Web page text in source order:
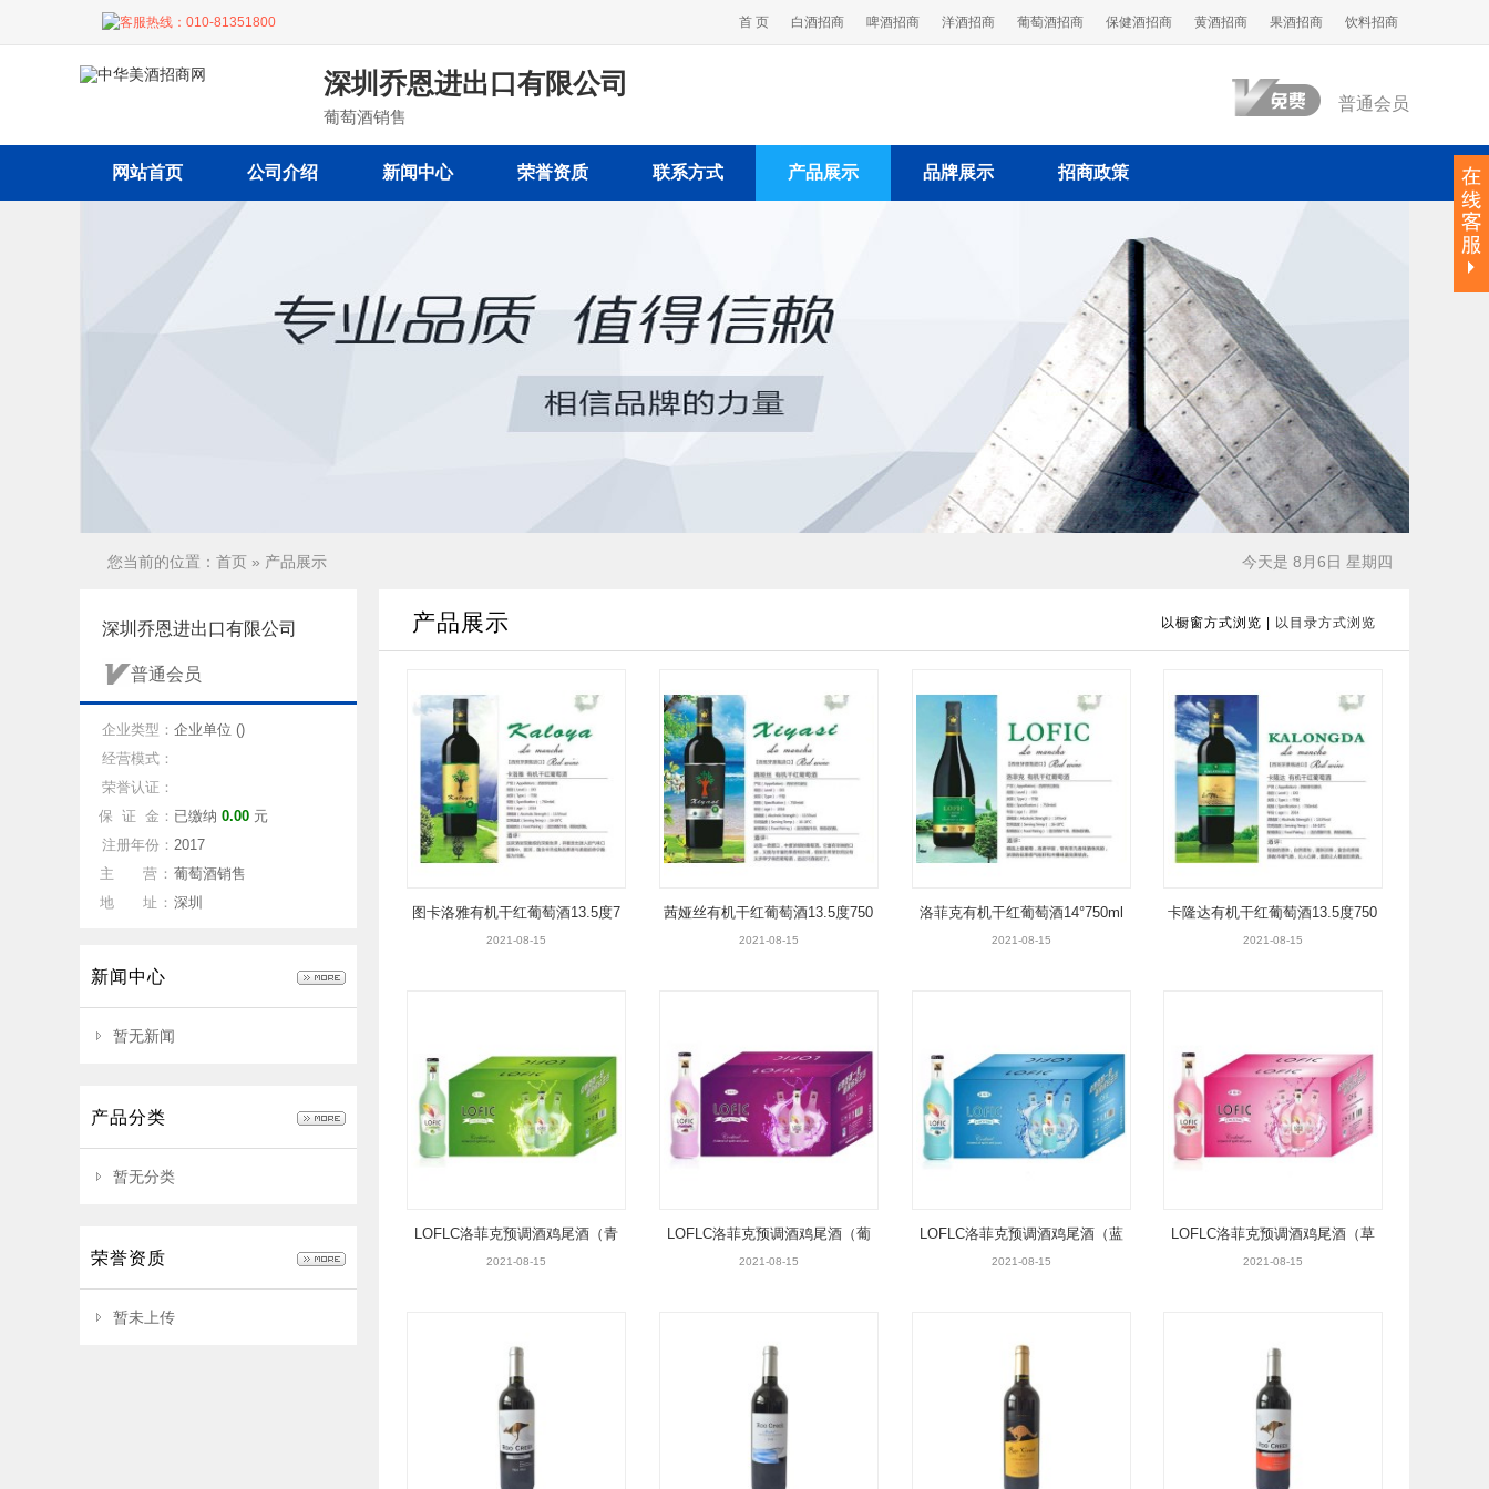
客服热线： 010-81351800 首 页 白酒招商 啤酒招商 洋酒招商 葡萄酒招商 保健酒招商 黄酒招商 果酒招商 饮料招商
深圳乔恩进出口有限公司
葡萄酒销售
普通会员
网站首页 公司介绍 新闻中心 荣誉资质 联系方式 产品展示 品牌展示 招商政策
今天是 8月6日 星期四
您当前的位置： 首页 » 产品展示
深圳乔恩进出口有限公司
普通会员
企业类型： 企业单位 ()
经营模式：
荣誉认证：
保 证 金： 已缴纳 0.00 元
注册年份： 2017
主 营： 葡萄酒销售
地 址： 深圳
新闻中心
暂无新闻
产品分类
暂无分类
荣誉资质
暂未上传
以橱窗方式浏览 以目录方式浏览
产品展示
图卡洛雅有机干红葡萄酒13.5度7
50ml层-1
2021-08-15
茜娅丝有机干红葡萄酒13.5度750
ml
2021-08-15
洛菲克有机干红葡萄酒14°750ml
2021-08-15
卡隆达有机干红葡萄酒13.5度750
ml
2021-08-15
LOFLC洛菲克预调酒鸡尾酒（青
柠味）
2021-08-15
LOFLC洛菲克预调酒鸡尾酒（葡
萄味）
2021-08-15
LOFLC洛菲克预调酒鸡尾酒（蓝
莓味）
2021-08-15
LOFLC洛菲克预调酒鸡尾酒（草
莓味）
2021-08-15